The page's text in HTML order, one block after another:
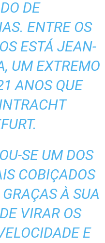
DE
ENTRE OS
ESTÁ JEAN-
UM EXTREMO
ANOS QUE
SE UM DOS
COBIÇADOS
À SUA
VIRAR OS
E